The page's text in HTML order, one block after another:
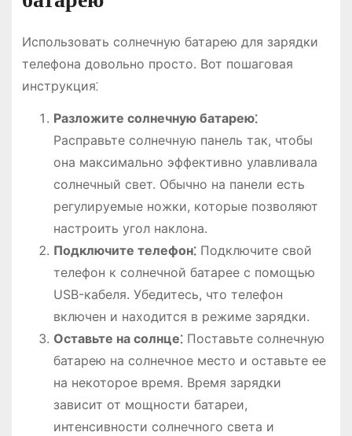
Использовать солнечную батарею для зарядки
телефона довольно просто. Вот пошаговая
инструкция⁚
Разложите солнечную батарею⁚
Расправьте солнечную панель так, чтобы
она максимально эффективно улавливала
солнечный свет. Обычно на панели есть
регулируемые ножки, которые позволяют
настроить угол наклона.
Подключите телефон⁚Подключите свой
телефон к солнечной батарее с помощью
USB-кабеля. Убедитесь, что телефон
включен и находится в режиме зарядки.
Оставьте на солнце⁚Поставьте солнечную
батарею на солнечное место и оставьте ее
на некоторое время. Время зарядки
зависит от мощности батареи,
интенсивности солнечного света и